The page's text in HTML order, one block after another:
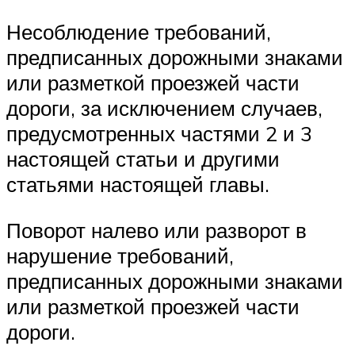
Несоблюдение требований,
предписанных дорожными знаками
или разметкой проезжей части
дороги, за исключением случаев,
предусмотренных частями 2 и 3
настоящей статьи и другими
статьями настоящей главы.
Поворот налево или разворот в
нарушение требований,
предписанных дорожными знаками
или разметкой проезжей части
дороги.